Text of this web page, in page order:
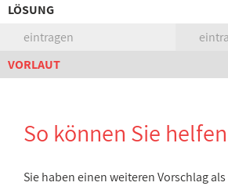
LÖSUNG
eintragen
VORLAUT
So können Sie
Sie haben einen weiteren Vorschlag